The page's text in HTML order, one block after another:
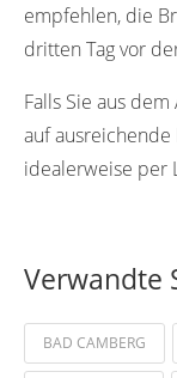
empfehlen, die
dritten Tag vor
Falls Sie aus
auf
idealerweise per
Verwandte
BAD CAMBERG